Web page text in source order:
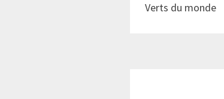
Verts du monde